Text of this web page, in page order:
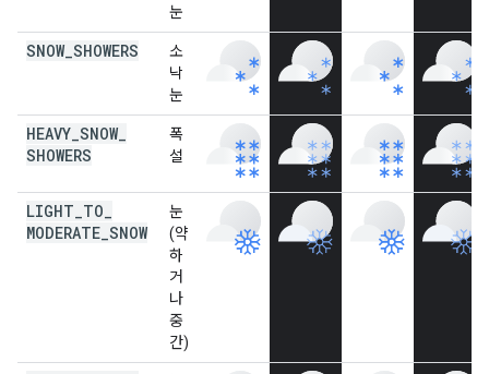
눈
SNOW_ SHOWERS
소
낙
눈
HEAVY SNOW_
SHOWERS
폭
설
LIGHT TO
MODERATE SNOW
눈
(약
하
거
나
중
간)